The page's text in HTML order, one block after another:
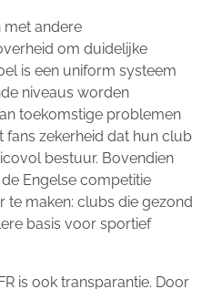
met andere
om duidelijke
is een uniform systeem
niveaus worden
toekomstige problemen
zekerheid dat hun club
bestuur. Bovendien
Engelse competitie
maken: clubs die gezond
basis voor sportief
is ook transparantie. Door